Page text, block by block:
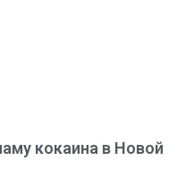
кокаина в Новой